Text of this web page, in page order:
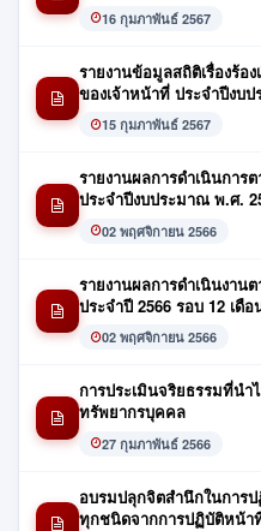
16 กุมภาพันธ์ 2567
รายงานข้อมูลสถิติเรื่องร้อ
ของเจ้าหน้าที่ ประจำปีงบ
15 กุมภาพันธ์ 2567
รายงานผลการดำเนินกา
ประจำปีงบประมาณ พ.ศ.
02 พฤศจิกายน 2566
รายงานผลการดำเนินงา
ประจำปี 2566 รอบ 12 เดือ
02 พฤศจิกายน 2566
การประเมินจริยธรรมที่นำ
ทรัพยากรบุคคล
27 กุมภาพันธ์ 2566
อบรมปลุกจิตสำนึกในการ
ทุกชนิดจากการปฏิบัติหน้า